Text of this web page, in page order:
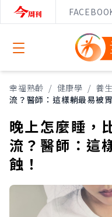
Open menu
幸福熟齡 / 健康學 / 養生
流？醫師：這樣躺最易被
晚上怎麼睡，
流？醫師：這
蝕！